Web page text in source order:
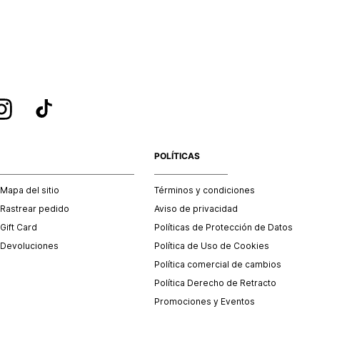
Mapa del sitio
Rastrear pedido
Gift Card
Devoluciones
POLÍTICAS
Términos y condiciones
Aviso de privacidad
Políticas de Protección de Datos
Política de Uso de Cookies
Política comercial de cambios
Política Derecho de Retracto
Promociones y Eventos